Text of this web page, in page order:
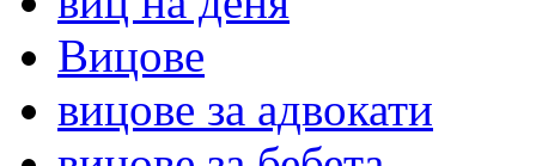
Вицове
вицове за адвокати